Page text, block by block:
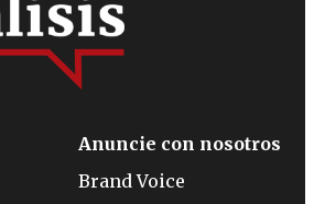
Anuncie con nosotros
Brand Voice